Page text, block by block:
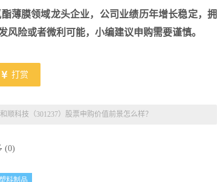
薄膜领域龙头企业，公司业绩历年增长稳定，拥
险或者微利可能，小编建议申购需要谨慎。
打赏
顺科技（301237）股票申购价值前景怎么样？
(0)
料制品